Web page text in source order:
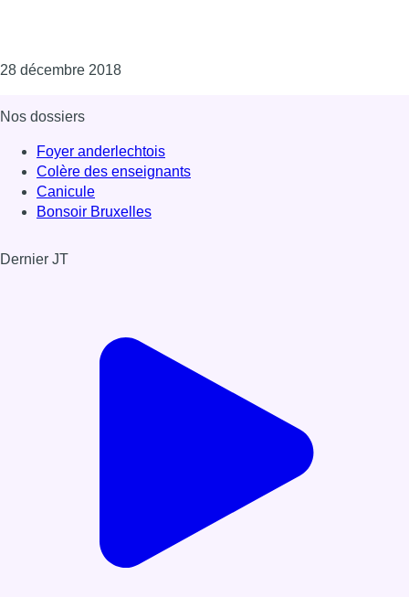
28 décembre 2018Consulter l'article "Du nouveau pour
Nos dossiers
Foyer anderlechtois
Colère des enseignants
Canicule
Bonsoir Bruxelles
Dernier JT